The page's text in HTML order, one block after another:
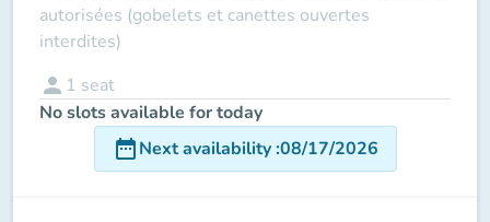
autorisées (gobelets et canettes ouvertes
interdites)
person 1 seat
No slots available for today
date_rangeNext availability:08/17/2026